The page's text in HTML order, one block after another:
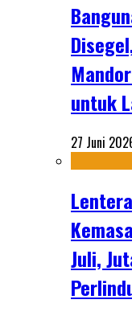
untuk
27 Juni
Juli,